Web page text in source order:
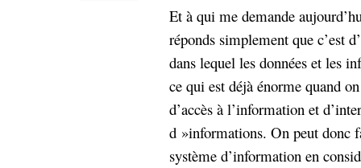
Et à qui me demande
réponds simplement que c’est
dans lequel les données et les
ce qui est déjà énorme quand
d’accès à l’information et
d »informations. On peut donc
système d’information en